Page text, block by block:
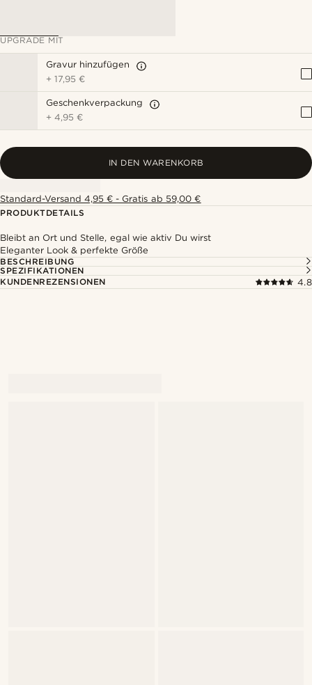
UPGRADE MIT
Gravur hinzufügen
+17,95 €
Geschenkverpackung
+4,95 €
IN DEN WARENKORB
Standard-Versand 4,95 € - Gratis ab 59,00 €
PRODUKTDETAILS
Bleibt an Ort und Stelle, egal wie aktiv Du wirst
Eleganter Look & perfekte Größe
BESCHREIBUNG
SPEZIFIKATIONEN
KUNDENREZENSIONEN
4.8